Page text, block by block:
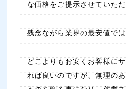
な価格をご提示させていただ
残念ながら業界の最安値では
どこよりもお安くお客様に
れば良いのですが、無理の